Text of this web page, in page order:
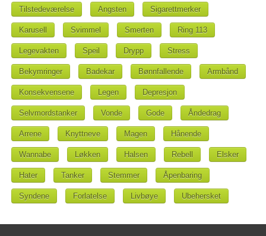
Tilstedeværelse Angsten Sigarettmerker
Karusell Svimmel Smerten Ring 113
Legevakten Speil Drypp Stress
Bekymringer Badekar Bønnfallende Armbånd
Konsekvensene Legen Depresjon
Selvmordstanker Vonde Gode Åndedrag
Arrene Knyttneve Magen Hånende
Wannabe Løkken Halsen Rebell Elsker
Hater Tanker Stemmer Åpenbaring
Syndene Forlatelse Livbøye Ubehersket